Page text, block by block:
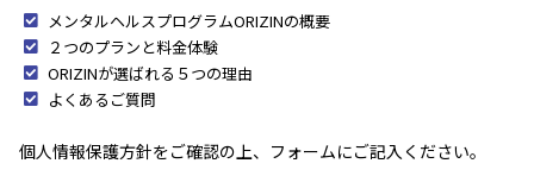
メンタルヘルスプログラムORIZINの概要
２つのプランと料金体験
ORIZINが選ばれる５つの理由
よくあるご質問
個人情報保護方針をご確認の上、フォームにご記入ください。